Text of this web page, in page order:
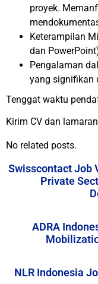
proyek.
Keterampilan
dan
Pengalaman
yang signifikan
Tenggat waktu
Kirim CV dan lamaran
No related posts.
Swisscontact Job
Private
ADRA
NLR Indonesia